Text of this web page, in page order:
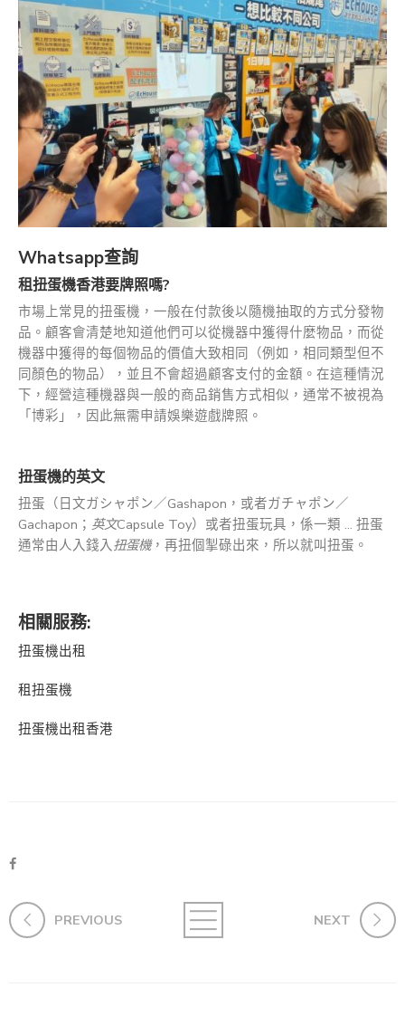
Whatsapp查詢
租扭蛋機香港要牌照嗎?
市場上常見的扭蛋機，一般在付款後以隨機抽取的方式分發物
品。顧客會清楚地知道他們可以從機器中獲得什麼物品，而從
機器中獲得的每個物品的價值大致相同（例如，相同類型但不
同顏色的物品），並且不會超過顧客支付的金額。在這種情況
下，經營這種機器與一般的商品銷售方式相似，通常不被視為
「博彩」，因此無需申請娛樂遊戲牌照。
扭蛋機的英文
扭蛋（日文ガシャポン／Gashapon，或者ガチャポン／
Gachapon； 英文Capsule Toy）或者扭蛋玩具，係一類 … 扭蛋
通常由人入錢入扭蛋機，再扭個掣碌出來，所以就叫扭蛋。
相關服務:
扭蛋機出租
租扭蛋機
扭蛋機出租香港
PREVIOUS NEXT